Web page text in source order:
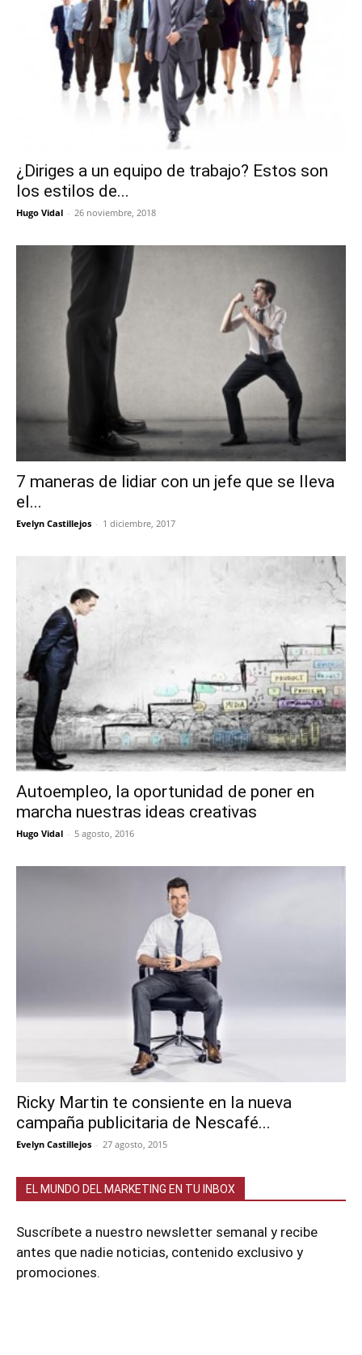
¿Diriges a un equipo de trabajo? Estos son
los estilos de...
Hugo Vidal - 26 noviembre, 2018
7 maneras de lidiar con un jefe que se lleva
el...
Evelyn Castillejos - 1 diciembre, 2017
Autoempleo, la oportunidad de poner en
marcha nuestras ideas creativas
Hugo Vidal - 5 agosto, 2016
Ricky Martin te consiente en la nueva
campaña publicitaria de Nescafé...
Evelyn Castillejos - 27 agosto, 2015
EL MUNDO DEL MARKETING EN TU INBOX
Suscríbete a nuestro newsletter semanal y recibe
antes que nadie noticias, contenido exclusivo y
promociones.